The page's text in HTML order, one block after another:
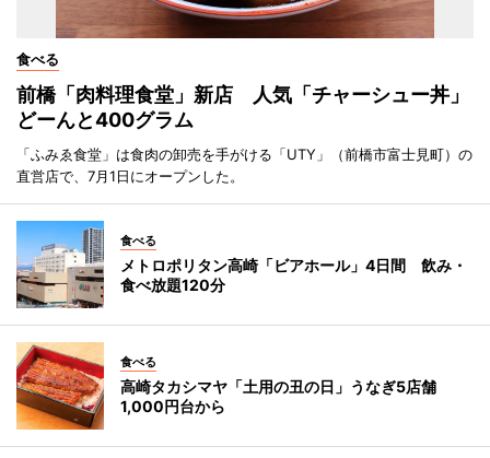
食べる
前橋「肉料理食堂」新店 人気「チャーシュー丼」
どーんと400グラム
「ふみゑ食堂」は食肉の卸売を手がける「UTY」（前橋市富士見町）の
直営店で、7月1日にオープンした。
食べる
メトロポリタン高崎「ビアホール」4日間 飲み・
食べ放題120分
食べる
高崎タカシマヤ「土用の丑の日」うなぎ5店舗
1,000円台から